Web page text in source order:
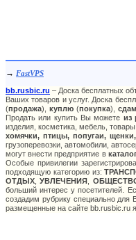
→ FastVPS
bb.rusbic.ru – Доска бесплатных
Ваших товаров и услуг. Доска
(продажа), куплю (покупка),
Продать или купить Вы можете из
изделия, косметика, мебель,
хомячки, птицы, попугаи,
грузоперевозки, автомобили,
могут внести предприятие в
Особые привилегии
подходящую категорию из:
ОТДЫХ ,УВЛЕЧЕНИЯ
больший интерес у посетителей.
создадим рубрику специально для
размещенные на сайте bb.rusbic.ru